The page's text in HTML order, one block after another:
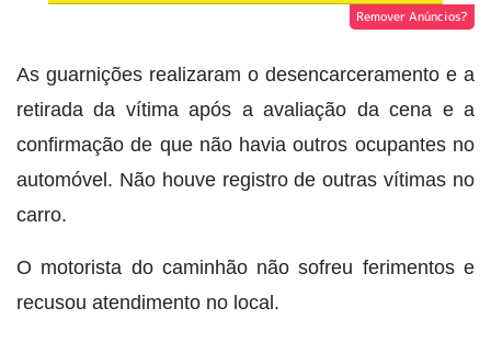
Remover Anúncios?
As guarnições realizaram o desencarceramento e a
retirada da vítima após a avaliação da cena e a
confirmação de que não havia outros ocupantes no
automóvel. Não houve registro de outras vítimas no
carro.
O motorista do caminhão não sofreu ferimentos e
recusou atendimento no local.